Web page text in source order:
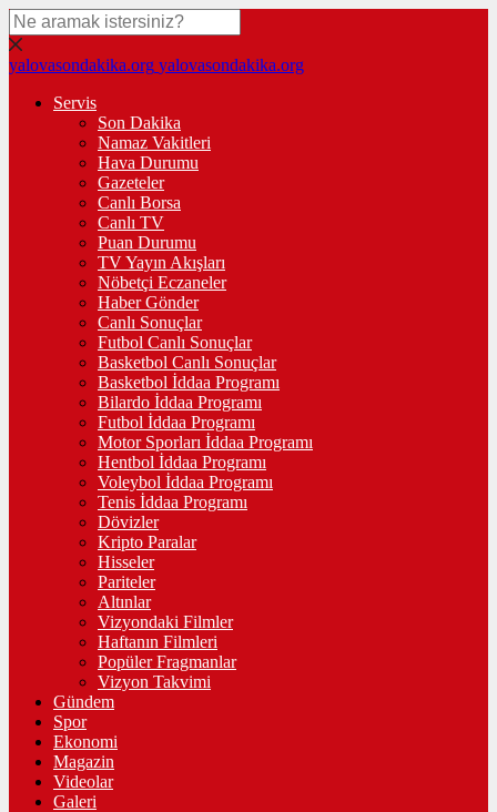
yalovasondakika.org yalovasondakika.org
Servis
Son Dakika
Namaz Vakitleri
Hava Durumu
Gazeteler
Canlı Borsa
Canlı TV
Puan Durumu
TV Yayın Akışları
Nöbetçi Eczaneler
Haber Gönder
Canlı Sonuçlar
Futbol Canlı Sonuçlar
Basketbol Canlı Sonuçlar
Basketbol İddaa Programı
Bilardo İddaa Programı
Futbol İddaa Programı
Motor Sporları İddaa Programı
Hentbol İddaa Programı
Voleybol İddaa Programı
Tenis İddaa Programı
Dövizler
Kripto Paralar
Hisseler
Pariteler
Altınlar
Vizyondaki Filmler
Haftanın Filmleri
Popüler Fragmanlar
Vizyon Takvimi
Gündem
Spor
Ekonomi
Magazin
Videolar
Galeri